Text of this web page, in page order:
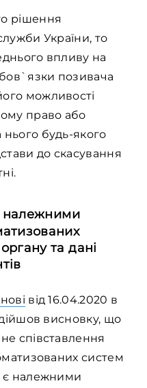
рішення
України, то
впливу на
позивача
можливості
право або
будь-якого
до скасування
належними
та дані
від 16.04.2020 в
висновку, що
співставлення
систем
є належними